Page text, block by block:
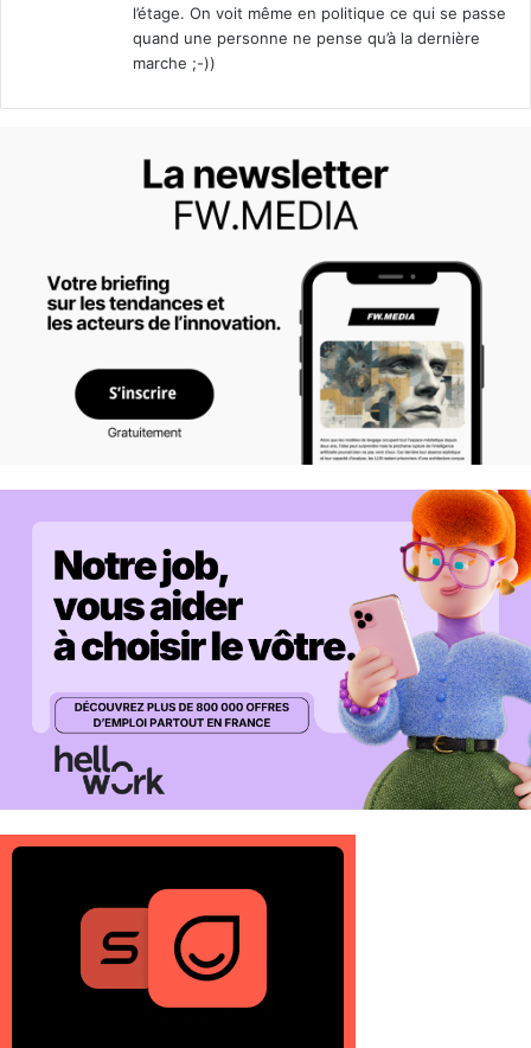
l’étage. On voit même en politique ce qui se passe
quand une personne ne pense qu’à la dernière
marche ;-))